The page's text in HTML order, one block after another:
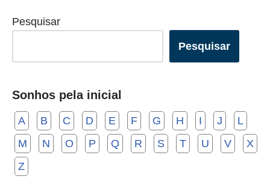
Pesquisar
Pesquisar
Sonhos pela inicial
A B C D E F G H I J
L
M
N O P Q R S T U V
X
Z